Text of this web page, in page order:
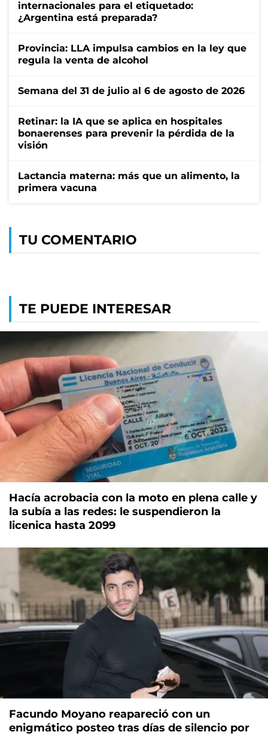
internacionales para el etiquetado:
¿Argentina está preparada?
Provincia: LLA impulsa cambios en la ley que
regula la venta de alcohol
Semana del 31 de julio al 6 de agosto de 2026
Retinar: la IA que se aplica en hospitales
bonaerenses para prevenir la pérdida de la
visión
Lactancia materna: más que un alimento, la
primera vacuna
TU COMENTARIO
TE PUEDE INTERESAR
Hacía acrobacia con la moto en plena calle y
la subía a las redes: le suspendieron la
licenica hasta 2099
Facundo Moyano reapareció con un
enigmático posteo tras días de silencio por